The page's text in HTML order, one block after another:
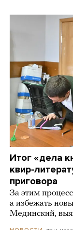
Итог «дела
квир-
приговора
За этим
а избежать
Мединский,